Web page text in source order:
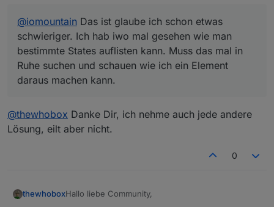
@iomountain Das ist glaube ich schon etwas
schwieriger. Ich hab iwo mal gesehen wie man
bestimmte States auflisten kann. Muss das mal in
Ruhe suchen und schauen wie ich ein Element
daraus machen kann.
@thewhobox Danke Dir, ich nehme auch jede andere
Lösung, eilt aber nicht.
0
thewhoboxHallo liebe Community,